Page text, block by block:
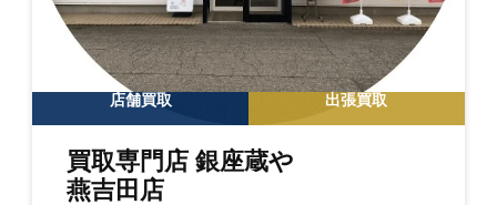
店舗買取 出張買取
買取専門店 銀座蔵や
燕吉田店